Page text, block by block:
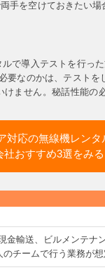
手を空けておきたい
で導入テストを行っ
要なのかは、テスト
ません。秘話性能の
対応の無線機レンタ
社おすすめ3選をみる
金輸送、ビルメンテナ
チームで行う業務が想